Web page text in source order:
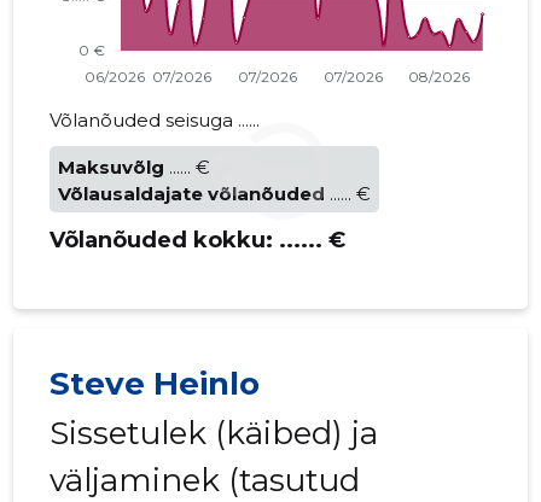
Võlanõuded seisuga ......
Maksuvõlg ...... €
Võlausaldajate võlanõuded ...... €
Võlanõuded kokku: ...... €
Steve Heinlo
Sissetulek (käibed) ja
väljaminek (tasutud